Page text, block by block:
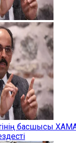
басшысы